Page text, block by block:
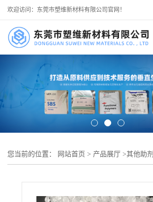
欢迎访问：东莞市塑维新材料有限公司官网！
您当前的位置： 网站首页 > 产品展厅 >其他助剂